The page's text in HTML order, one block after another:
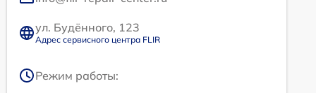
ул. Будённого, 123
Адрес сервисного центра FLIR
Режим работы: